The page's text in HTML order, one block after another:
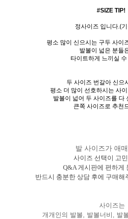
#SIZE TIP!
정사이즈 입니다.(
평소 많이 신으시는 구두 사이
발볼이 넓은 분들
타이트하게 느끼실 수
두 사이즈 번갈아 신으
평소 더 많이 선호하시는 사
발볼이 넓어 두 사이즈를 다
큰쪽 사이즈로 추천
발 사이즈가 애
사이즈 선택이 고
Q&A 게시판에 편하게
반드시 충분한 상담 후에 구매해
사이즈는
개개인의 발볼, 발볼너비, 발